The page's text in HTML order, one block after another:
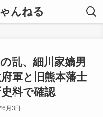
んねる
乱、細川家嫡男
軍と旧熊本藩士
料で確認
6月3日